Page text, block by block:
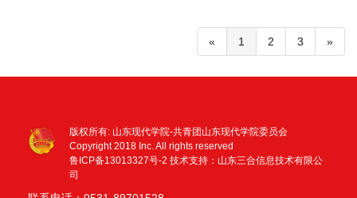
« 1 2 3 »
版权所有: 山东现代学院-共青团山东现代学院委员会
Copyright 2018 Inc. All rights reserved
鲁ICP备13013327号-2技术支持：山东三合信息技术有限公
司